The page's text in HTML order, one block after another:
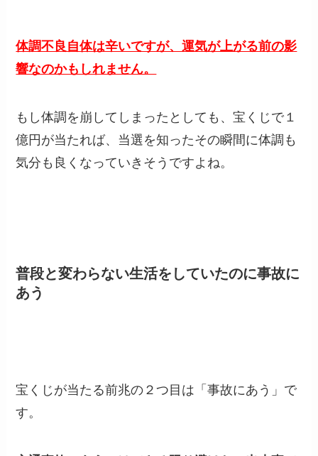
体調不良自体は辛いですが、運気が上がる前の影
響なのかもしれません。
もし体調を崩してしまったとしても、宝くじで１
億円が当たれば、当選を知ったその瞬間に体調も
気分も良くなっていきそうですよね。
普段と変わらない生活をしていたのに事故に
あう
宝くじが当たる前兆の２つ目は「事故にあう」で
す。